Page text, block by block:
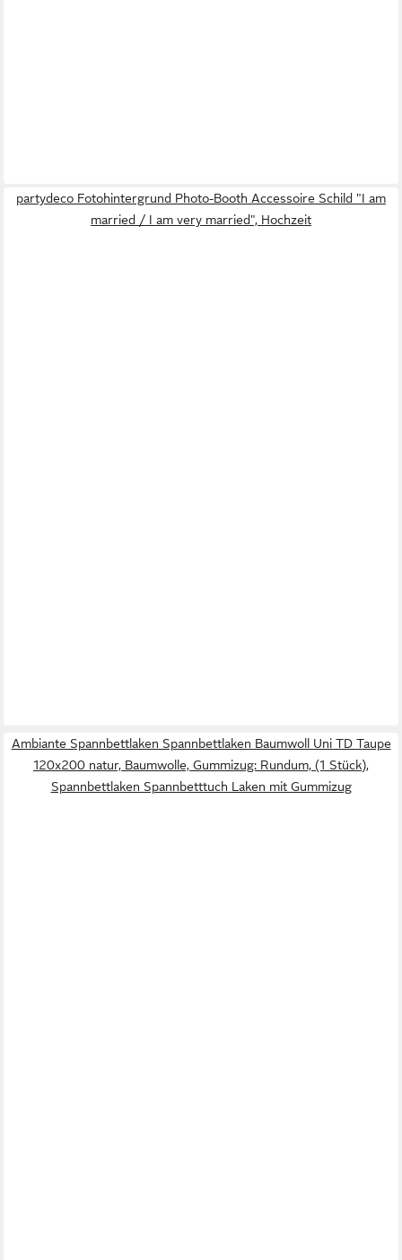
partydeco Fotohintergrund Photo-Booth Accessoire Schild "I am
married / I am very married", Hochzeit
Ambiante Spannbettlaken Spannbettlaken Baumwoll Uni TD Taupe
120x200 natur, Baumwolle, Gummizug: Rundum, (1 Stück),
Spannbettlaken Spannbetttuch Laken mit Gummizug